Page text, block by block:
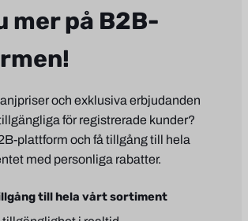
mer på B2B-
och exklusiva erbjudanden
för registrerade kunder?
plattform och få tillgång till hela
med personliga rabatter.
till hela vårt sortiment